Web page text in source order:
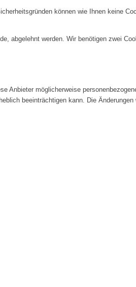
können wie Ihnen keine
abgelehnt werden. Wir benötigen zwei
möglicherweise
beeinträchtigen kann. Die Änderungen